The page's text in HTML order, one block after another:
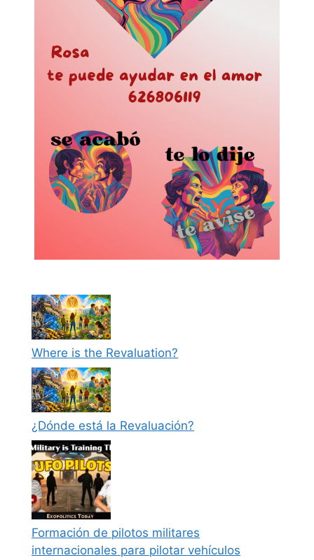
Where is the Revaluation?
¿Dónde está la Revaluación?
Formación de pilotos militares
internacionales para pilotar vehículos